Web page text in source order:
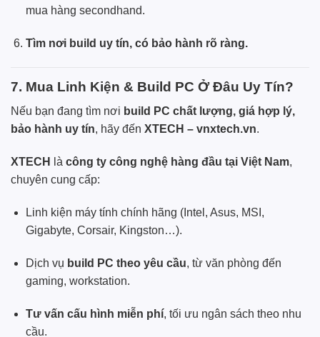
mua hàng secondhand.
Tìm nơi build uy tín, có bảo hành rõ ràng.
7. Mua Linh Kiện & Build PC Ở Đâu Uy Tín?
Nếu bạn đang tìm nơi build PC chất lượng, giá hợp lý,
bảo hành uy tín, hãy đến XTECH – vnxtech.vn.
XTECH là công ty công nghệ hàng đầu tại Việt Nam,
chuyên cung cấp:
Linh kiện máy tính chính hãng (Intel, Asus, MSI,
Gigabyte, Corsair, Kingston…).
Dịch vụ build PC theo yêu cầu, từ văn phòng đến
gaming, workstation.
Tư vấn cấu hình miễn phí, tối ưu ngân sách theo nhu
cầu.